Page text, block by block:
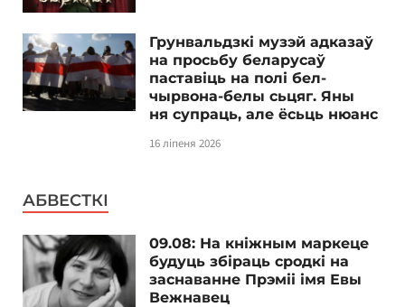
Грунвальдзкі музэй адказаў
на просьбу беларусаў
паставіць на полі бел-
чырвона-белы сьцяг. Яны
ня супраць, але ёсьць нюанс
16 ліпеня 2026
АБВЕСТКІ
09.08: На кніжным маркеце
будуць збіраць сродкі на
заснаванне Прэміі імя Евы
Вежнавец